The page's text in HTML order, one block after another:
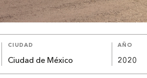
CIUDAD
Ciudad de México
AÑO
2020